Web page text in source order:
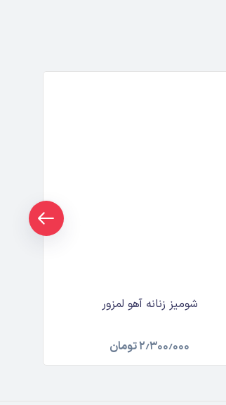
شومیز زنانه آهو لمزور
۲٫۳۰۰٫۰۰۰تومان